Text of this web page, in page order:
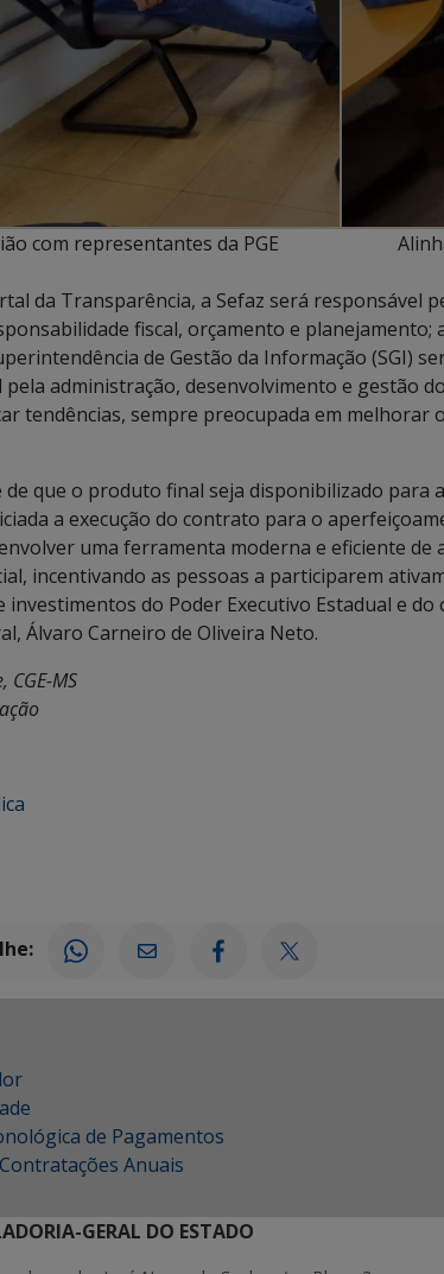
com representantes da PGE
da Transparência, a Sefaz será responsável
fiscal, orçamento e planejamento;
de Gestão da Informação (SGI)
pela administração, desenvolvimento e gestão
tendências, sempre preocupada em melhorar
de que o produto final seja disponibilizado para
a execução do contrato para o
uma ferramenta moderna e eficiente de
incentivando as pessoas a participarem
investimentos do Poder Executivo Estadual e do
Álvaro Carneiro de Oliveira Neto.
CGE-MS
de Pagamentos
Anuais
GERAL DO ESTADO